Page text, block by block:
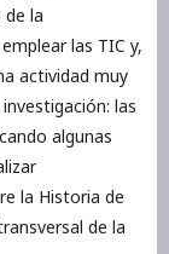
de la
las TIC y,
actividad muy
las
algunas
la Historia de
de la